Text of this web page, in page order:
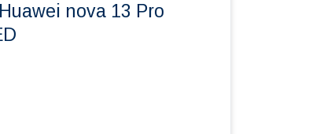
nova 13 Pro